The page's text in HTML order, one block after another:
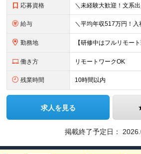
応募資格
給与
勤務地
働き方 リモートワークOK
残業時間 10時間以内
求人を見る
掲載終了予定日：